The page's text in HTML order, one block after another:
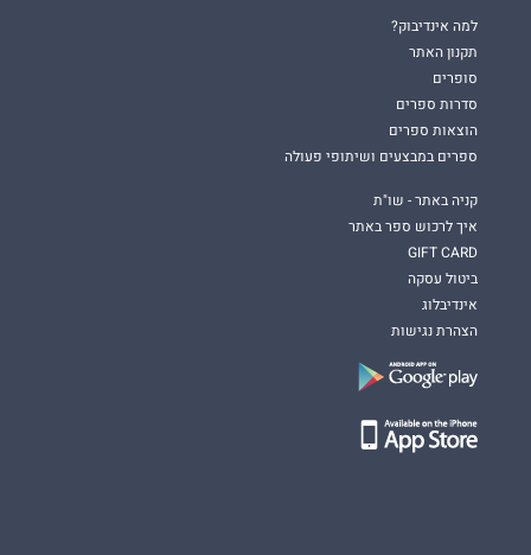
למה אינדיבוק?
תקנון האתר
סופרים
סדרות ספרים
הוצאות ספרים
ספרים במבצעים ושיתופי פעולה
קניה באתר - שו"ת
איך לרכוש ספר באתר
GIFT CARD
ביטול עסקה
אינדיבלוג
הצהרת נגישות